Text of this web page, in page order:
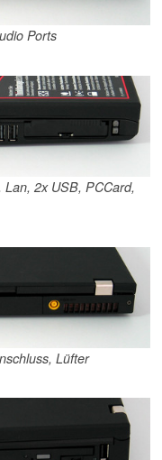
Ports
2x USB, PCCard,
Lüfter